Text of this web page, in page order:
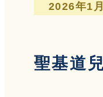
2026年1
聖基道